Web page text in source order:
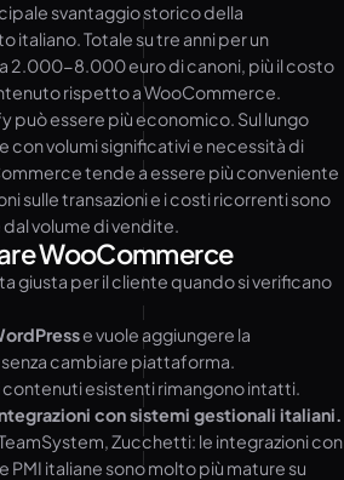
svantaggio storico della
italiano. Totale su tre anni per un
2.000-8.000 euro di canoni, più il costo
rispetto a WooCommerce.
può essere più economico. Sul lungo
volumi significativi e necessità di
tende a essere più conveniente
sulle transazioni e i costi ricorrenti sono
volume di vendite.
WooCommerce
giusta per il cliente quando si verificano
e vuole aggiungere la
cambiare piattaforma.
contenuti esistenti rimangono intatti.
con sistemi gestionali italiani.
Zucchetti: le integrazioni con
PMI italiane sono molto più mature su